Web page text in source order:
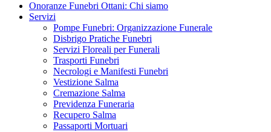
Onoranze Funebri Ottani: Chi siamo
Servizi
Pompe Funebri: Organizzazione Funerale
Disbrigo Pratiche Funebri
Servizi Floreali per Funerali
Trasporti Funebri
Necrologi e Manifesti Funebri
Vestizione Salma
Cremazione Salma
Previdenza Funeraria
Recupero Salma
Passaporti Mortuari